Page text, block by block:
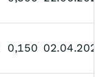
0,150